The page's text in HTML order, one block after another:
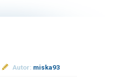
Autor: miska93